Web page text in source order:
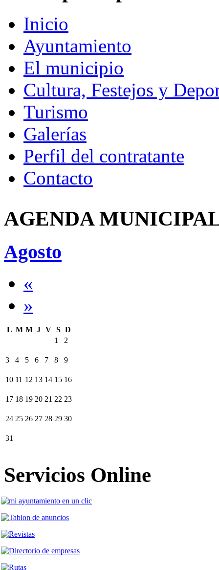
Inicio
Ayuntamiento
El municipio
Cultura, Festejos y
Turismo
Galerías
Perfil del contratante
Contacto
AGENDA
Agosto
«
»
L M M J V S D
1
2
3 4 5 6 7 8 9
10 11 12 13 14 15 16
17 18 19 20 21 22 23
24 25 26 27 28 29 30
31
Servicios Online